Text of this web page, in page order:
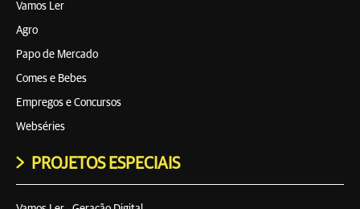
Vamos Ler
Agro
Papo de Mercado
Comes e Bebes
Empregos e Concursos
Webséries
PROJETOS ESPECIAIS